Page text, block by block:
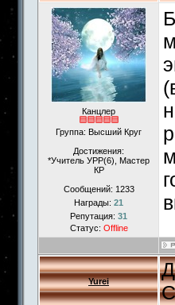
Канцлер
Группа: Высший Круг
Достижения:
*Учитель УРР(6), Мастер
КР
Сообщений: 1233
Награды: 21
Репутация: 31
Статус: Offline
Yurei